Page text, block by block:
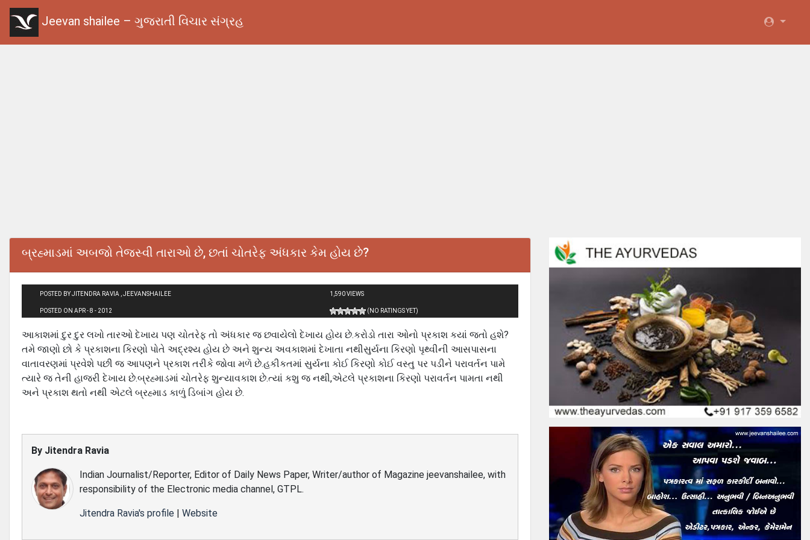
Jeevan shailee – ગુજરાતી વિચાર સંગ્રહ
બ્રહ્માડમાં અબજો તેજસ્વી તારાઓ છે, છતાં ચોતરેફ અંધકાર કેમ હોય છે?
POSTED BY JITENDRA RAVIA , JEEVANSHAILEE
POSTED ON APR - 8 - 2012
1,590 VIEWS
(NO RATINGS YET)
આકાશમાં દુર દુર લખો તારઓ દેખાય પણ ચોતરેફ તો અંધકાર જ છવાયેલો દેખાય હોય છે.કરોડો તારા ઓનો પ્રકાશ કયાં જતો હશે?
તમે જાણો છો કે પ્રકાશના કિરણો પોતે અદ્રશ્ય હોય છે અને શુન્ય અવકાશમાં દેખાતા નથીસુર્યના કિરણો પૃથ્વીની આસપાસના
વાતાવરણમાં પ્રવેશે પછી જ આપણને પ્રકાશ તરીકે જોવા મળૅ છે.હકીકતમાં સુર્યના કોઈ કિરણો કોઈ વસ્તુ પર પડીને પરાવર્તન પામે
ત્યારે જ તેની હાજરી દેખાય છે.બ્રહ્માડમાં ચોતરેફ શુન્યાવકાશ છે.ત્યાં કશુ જ નથી,એટલે પ્રકાશના કિરણો પરાવર્તન પામતા નથી
અને પ્રકાશ થતો નથી એટલે બ્રહ્માડ કાળું ડિબાંગ હોય છે.
By Jitendra Ravia
Indian Journalist/Reporter, Editor of Daily News Paper, Writer/author of Magazine jeevanshailee, with
responsibility of the Electronic media channel, GTPL.
Jitendra Ravia's profile | Website